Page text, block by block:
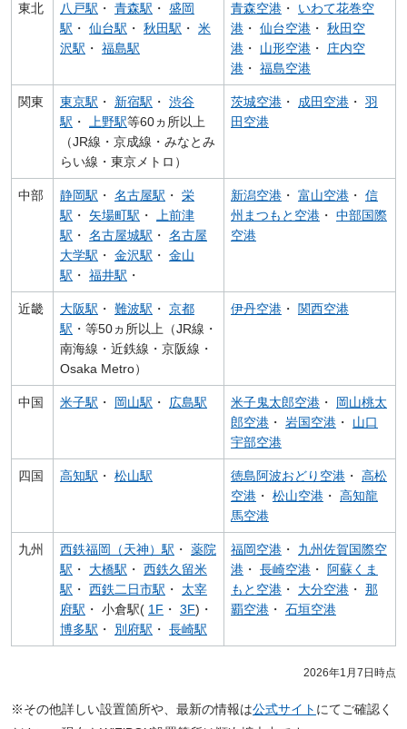
東北 八戸駅 ・ 青森駅 ・ 盛岡
駅 ・ 仙台駅 ・ 秋田駅 ・ 米
沢駅 ・ 福島駅
青森空港 ・ いわて花巻空
港 ・ 仙台空港 ・ 秋田空
港 ・ 山形空港 ・ 庄内空
港 ・ 福島空港
関東 東京駅 ・ 新宿駅 ・ 渋谷
駅 ・ 上野駅等60ヵ所以上
（JR線・京成線・みなとみ
らい線・東京メトロ）
茨城空港 ・ 成田空港 ・ 羽
田空港
中部 静岡駅 ・ 名古屋駅 ・ 栄
駅 ・ 矢場町駅 ・ 上前津
駅 ・ 名古屋城駅 ・ 名古屋
大学駅 ・ 金沢駅 ・ 金山
駅 ・ 福井駅 ・
新潟空港 ・ 富山空港 ・ 信
州まつもと空港 ・ 中部国際
空港
近畿 大阪駅 ・ 難波駅 ・ 京都
駅 ・等50ヵ所以上（JR線・
南海線・近鉄線・京阪線・
Osaka Metro）
伊丹空港 ・ 関西空港
中国 米子駅 ・ 岡山駅 ・ 広島駅 米子鬼太郎空港 ・ 岡山桃太
郎空港 ・ 岩国空港 ・ 山口
宇部空港
四国 高知駅 ・ 松山駅 徳島阿波おどり空港 ・ 高松
空港 ・ 松山空港 ・ 高知龍
馬空港
九州 西鉄福岡（天神）駅 ・ 薬院
駅 ・ 大橋駅 ・ 西鉄久留米
駅 ・ 西鉄二日市駅 ・ 太宰
府駅 ・ 小倉駅( 1F ・ 3F)・
博多駅 ・ 別府駅 ・ 長崎駅
福岡空港 ・ 九州佐賀国際空
港 ・ 長崎空港 ・
阿蘇くま
もと空港 ・ 大分空港 ・ 那
覇空港 ・ 石垣空港
2026年1月7日時点
※その他詳しい設置箇所や、最新の情報は公式サイト にてご確認く